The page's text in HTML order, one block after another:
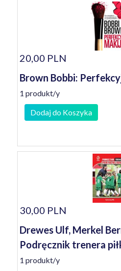
20,00 PLN
Brown Bobbi:
1 produkt/y
Dodaj do Koszyka
30,00 PLN
Drewes Ulf, Merkel
Podręcznik trenera
1 produkt/y